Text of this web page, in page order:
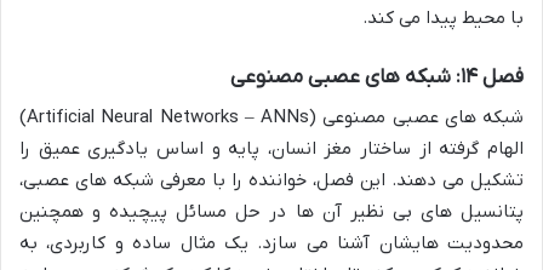
با محیط پیدا می کند.
فصل ۱۴: شبکه های عصبی مصنوعی
شبکه های عصبی مصنوعی (Artificial Neural Networks – ANNs)
الهام گرفته از ساختار مغز انسان، پایه و اساس یادگیری عمیق را
تشکیل می دهند. این فصل، خواننده را با معرفی شبکه های عصبی،
پتانسیل های بی نظیر آن ها در حل مسائل پیچیده و همچنین
محدودیت هایشان آشنا می سازد. یک مثال ساده و کاربردی، به